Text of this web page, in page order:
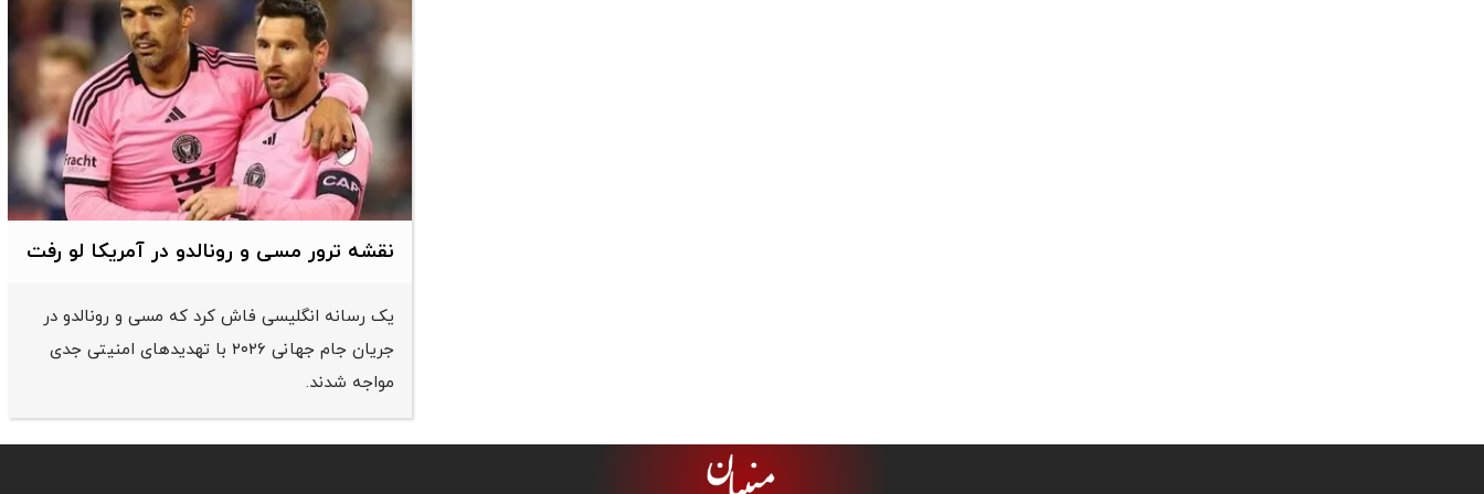
نقشه ترور مسی و رونالدو در آمریکا لو رفت
یک رسانه انگلیسی فاش کرد که مسی و رونالدو در
جریان جام جهانی ۲۰۲۶ با تهدیدهای امنیتی جدی
مواجه شدند.